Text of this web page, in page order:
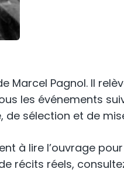
Marcel Pagnol. Il
les événements
de sélection et de
à lire l’ouvrage
récits réels,